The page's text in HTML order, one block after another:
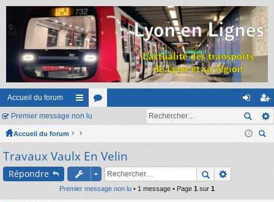
Accueil du forum
ac
co
ur
ci
s
m
on
ne
ns
cri
Premier message non lu
Accueil du forum
Travaux Vaulx En Velin
Répondre
Premier message non lu • 1 message • Page 1 sur 1